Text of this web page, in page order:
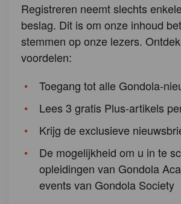
Registreren neemt slechts
beslag. Dit is om onze inhoud
stemmen op onze lezers.
voordelen:
Toegang tot alle Gondola-
Lees 3 gratis Plus-artikels
Krijg de exclusieve
De mogelijkheid om u in te
opleidingen van Gondola
events van Gondola Society